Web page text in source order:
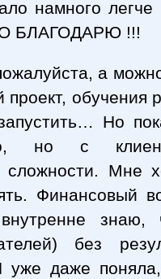
намного
БЛАГОДАРЮ !!!
а
проект, обучения
Но
но с
сложности. Мне
Финансовый
знаю,
без
уже даже